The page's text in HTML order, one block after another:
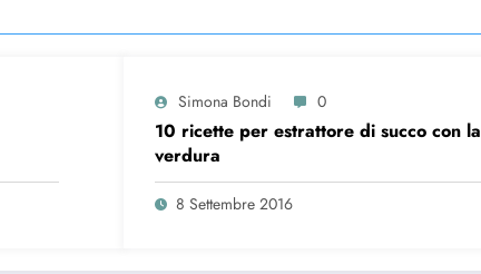
Simona Bondi 0
10 ricette per estrattore di succo con la
verdura
8 Settembre 2016